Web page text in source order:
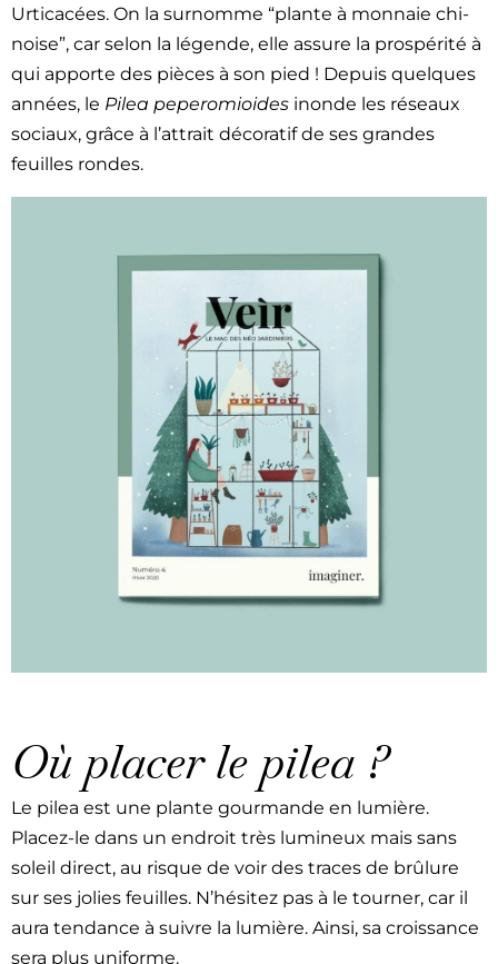
Urticacées. On la surnomme “plante à mon­naie chi­
noise”, car selon la légende, elle assure la prospérité à
qui apporte des pièces à son pied ! Depuis quelques
années, le Pilea peper­omioides inonde les réseaux
soci­aux, grâce à l’attrait déco­ratif de ses grandes
feuilles ron­des.
Où placer le pilea ?
Le pilea est une plante gour­mande en lumière.
Placez-le dans un endroit très lumineux mais sans
soleil direct, au risque de voir des traces de brûlure
sur ses jolies feuilles. N’hésitez pas à le tourn­er, car il
aura ten­dance à suiv­re la lumière. Ain­si, sa crois­sance
sera plus uni­forme.